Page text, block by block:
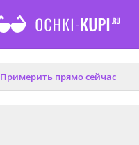
Примерить прямо сейчас